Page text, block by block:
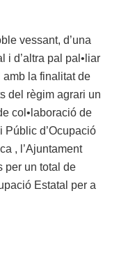
vessant, d’una
i d’altra pal pal•liar
la finalitat de
del règim agrari un
col•laboració de
Públic d’Ocupació
, l’Ajuntament
per un total de
Estatal per a